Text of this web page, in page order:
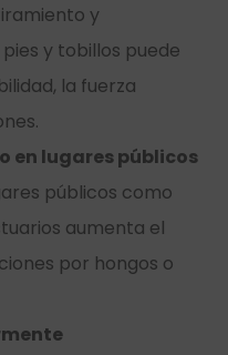
y
y tobillos puede
la fuerza
en lugares públicos
públicos como
aumenta el
por hongos o